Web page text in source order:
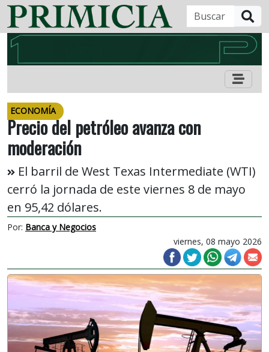
ECONOMÍA
Precio del petróleo avanza con
moderación
El barril de West Texas Intermediate (WTI)
cerró la jornada de este viernes 8 de mayo
en 95,42 dólares.
Por: Banca y Negocios
viernes, 08 mayo 2026